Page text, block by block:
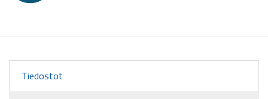
Tiedostot